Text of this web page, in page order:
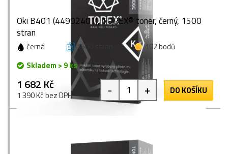
Oki B401 (44992401), TOREX® toner, černý, 1500
stran
černá 1500 stran
102 bodů
Skladem > 9 ks
1 682 Kč
1 390 Kč bez DPH - + DO KOŠÍKU